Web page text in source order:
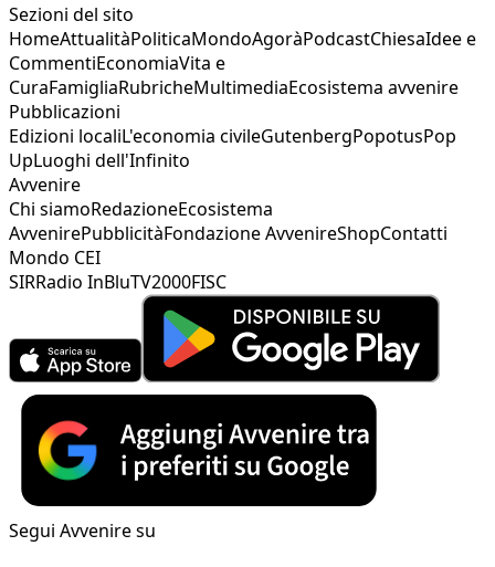
Sezioni del sito
HomeAttualitàPoliticaMondoAgoràPodcastChiesaIdee e
CommentiEconomiaVita e
CuraFamigliaRubricheMultimediaEcosistema avvenire
Pubblicazioni
Edizioni localiL'economia civileGutenbergPopotusPop
UpLuoghi dell'Infinito
Avvenire
Chi siamoRedazioneEcosistema
AvvenirePubblicitàFondazione AvvenireShopContatti
Mondo CEI
SIRRadio InBluTV2000FISC
Segui Avvenire su